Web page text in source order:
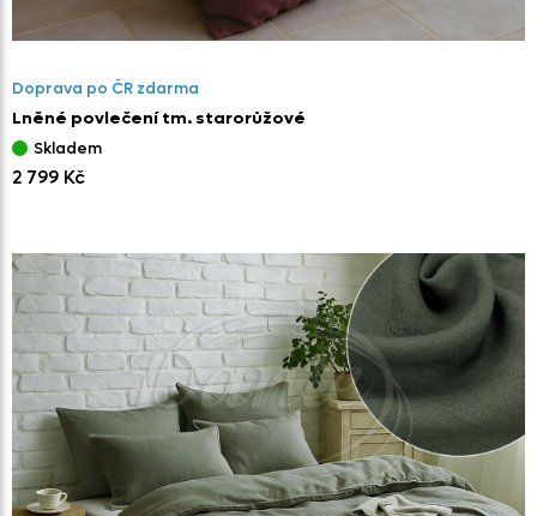
Doprava po ČR zdarma
Lněné povlečení tm. starorůžové
Skladem
2 799 Kč